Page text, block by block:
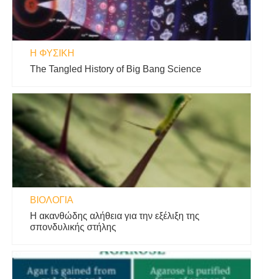
Η ΦΥΣΙΚΗ
The Tangled History of Big Bang Science
ΒΙΟΛΟΓΊΑ
Η ακανθώδης αλήθεια για την εξέλιξη της
σπονδυλικής στήλης